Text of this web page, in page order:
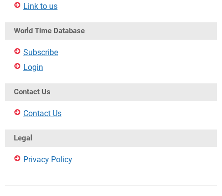
Link to us
World Time Database
Subscribe
Login
Contact Us
Contact Us
Legal
Privacy Policy